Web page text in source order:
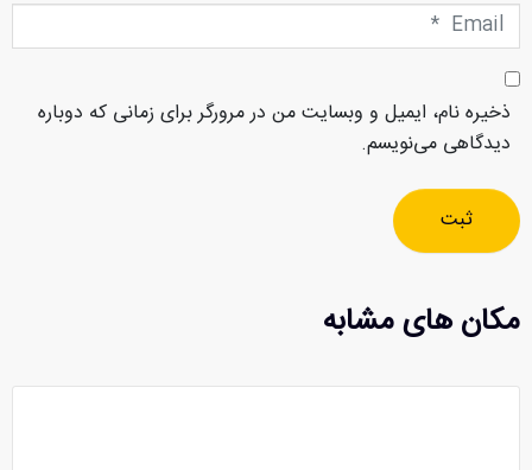
Email
*
ذخیره نام، ایمیل و وبسایت من در مرورگر برای زمانی که دوباره
دیدگاهی می‌نویسم.
ثبت
مکان های مشابه